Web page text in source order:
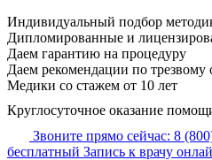
Индивидуальный подбор
Дипломированные и
Даем гарантию на процедуру
Даем рекомендации по
Медики со стажем от 10 лет
Круглосуточное оказание
Звоните прямо сейчас: 8
бесплатный Запись к врачу